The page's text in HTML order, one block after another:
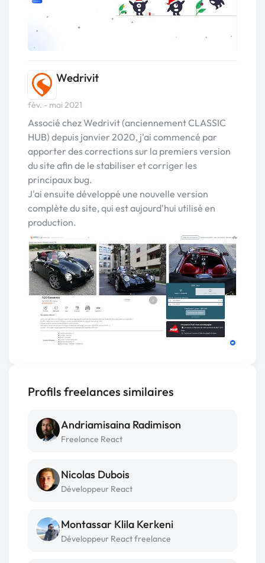
Wedrivit
fév. - mai 2021
Associé chez Wedrivit (anciennement CLASSIC
HUB) depuis janvier 2020, j'ai commencé par
apporter des corrections sur la premiers version
du site afin de le stabiliser et corriger les
principaux bug.
J'ai ensuite développé une nouvelle version
complète du site, qui est aujourd'hui utilisé en
production.
Profils freelances similaires
Andriamisaina Radimison
Freelance React
Nicolas Dubois
Développeur React
Montassar Klila Kerkeni
Développeur React freelance